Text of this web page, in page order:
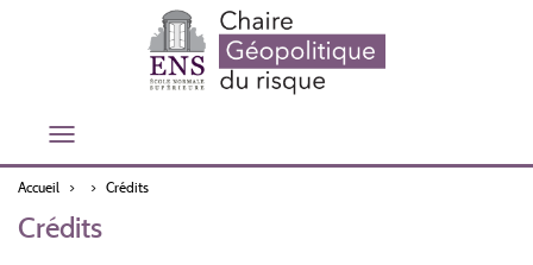
Toggle
Accueil
Crédits
Crédits